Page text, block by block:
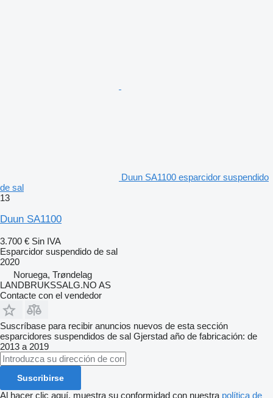
Duun SA1100 esparcidor suspendido
de sal
13
Duun SA1100
3.700 € Sin IVA
Esparcidor suspendido de sal
2020
Noruega, Trøndelag
LANDBRUKSSALG.NO AS
Contacte con el vendedor
Suscríbase para recibir anuncios nuevos de esta sección
esparcidores suspendidos de sal Gjerstad año de fabricación: de
2013 a 2019
Suscribirse
Al hacer clic aquí, muestra su conformidad con nuestra política de